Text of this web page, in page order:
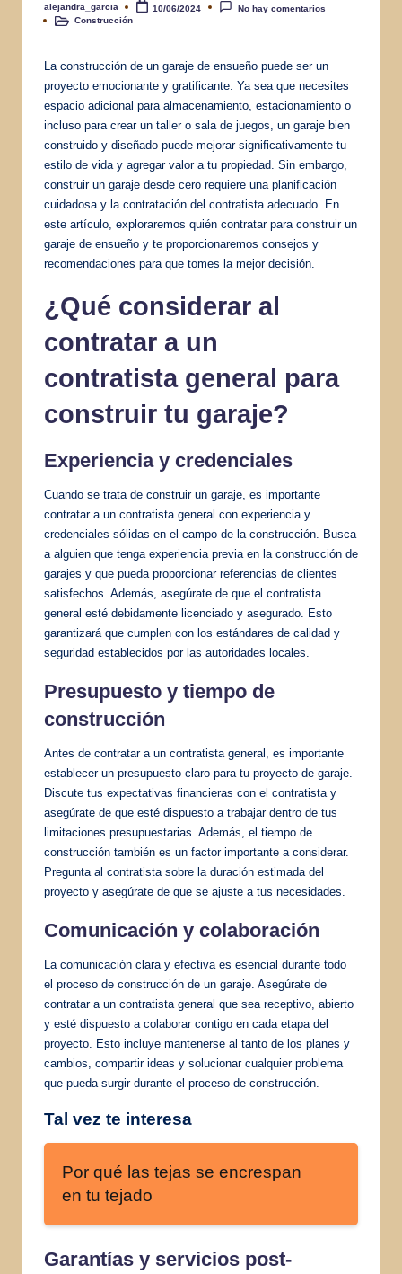
Publicado
por
alejandra_garcia 10/06/2024
No hay comentarios
PublicadoConstrucción
La construcción de un garaje de ensueño puede ser un
proyecto emocionante y gratificante. Ya sea que necesites
espacio adicional para almacenamiento, estacionamiento o
incluso para crear un taller o sala de juegos, un garaje bien
construido y diseñado puede mejorar significativamente tu
estilo de vida y agregar valor a tu propiedad. Sin embargo,
construir un garaje desde cero requiere una planificación
cuidadosa y la contratación del contratista adecuado. En
este artículo, exploraremos quién contratar para construir un
garaje de ensueño y te proporcionaremos consejos y
recomendaciones para que tomes la mejor decisión.
¿Qué considerar al
contratar a un
contratista general para
construir tu garaje?
Experiencia y credenciales
Cuando se trata de construir un garaje, es importante
contratar a un contratista general con experiencia y
credenciales sólidas en el campo de la construcción. Busca
a alguien que tenga experiencia previa en la construcción de
garajes y que pueda proporcionar referencias de clientes
satisfechos. Además, asegúrate de que el contratista
general esté debidamente licenciado y asegurado. Esto
garantizará que cumplen con los estándares de calidad y
seguridad establecidos por las autoridades locales.
Presupuesto y tiempo de
construcción
Antes de contratar a un contratista general, es importante
establecer un presupuesto claro para tu proyecto de garaje.
Discute tus expectativas financieras con el contratista y
asegúrate de que esté dispuesto a trabajar dentro de tus
limitaciones presupuestarias. Además, el tiempo de
construcción también es un factor importante a considerar.
Pregunta al contratista sobre la duración estimada del
proyecto y asegúrate de que se ajuste a tus necesidades.
Comunicación y colaboración
La comunicación clara y efectiva es esencial durante todo
el proceso de construcción de un garaje. Asegúrate de
contratar a un contratista general que sea receptivo, abierto
y esté dispuesto a colaborar contigo en cada etapa del
proyecto. Esto incluye mantenerse al tanto de los planes y
cambios, compartir ideas y solucionar cualquier problema
que pueda surgir durante el proceso de construcción.
Tal vez te interesa
Por qué las tejas se encrespan
en tu tejado
Garantías y servicios post-